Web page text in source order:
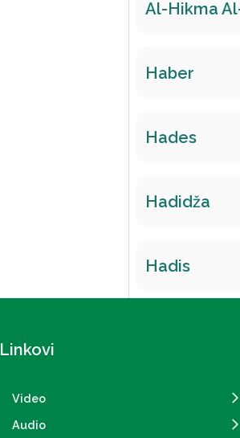
Al-Hikma
Haber
Hades
Hadidža
Hadis
Linkovi
Video
Audio